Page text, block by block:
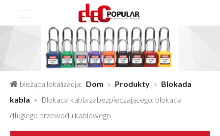
bieżąca lokalizacja: Dom » Produkty » Blokada
kabla » Blokada kabla zabezpieczającego, blokada
długiego przewodu kablowego